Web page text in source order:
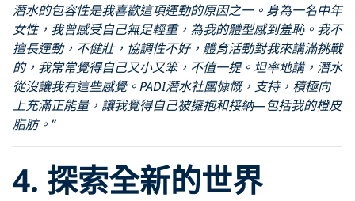
潛水的包容性是我喜歡這項運動的原因之一。身為一名中年
女性，我曾感受自己無足輕重，為我的體型感到羞恥。我不
擅長運動，不健壯，協調性不好，體育活動對我來講滿挑戰
的，我常常覺得自己又小又笨，不值一提。坦率地講，潛水
從沒讓我有這些感覺。PADI潛水社團慷慨，支持，積極向
上充滿正能量，讓我覺得自己被擁抱和接納—包括我的橙皮
脂肪。”
4. 探索全新的世界